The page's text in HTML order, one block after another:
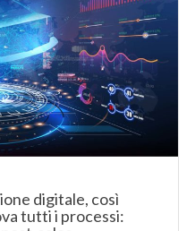
digitale, così
tutti i processi: